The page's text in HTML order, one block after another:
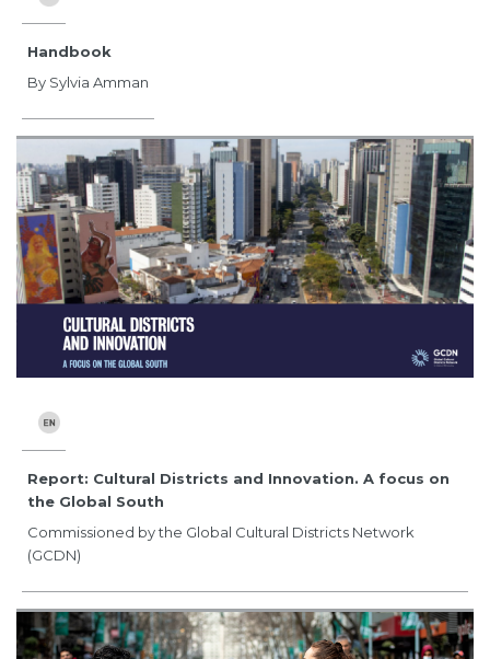
Handbook
By Sylvia Amman
Report: Cultural Districts and Innovation. A focus on
the Global South
Commissioned by the Global Cultural Districts Network
(GCDN)